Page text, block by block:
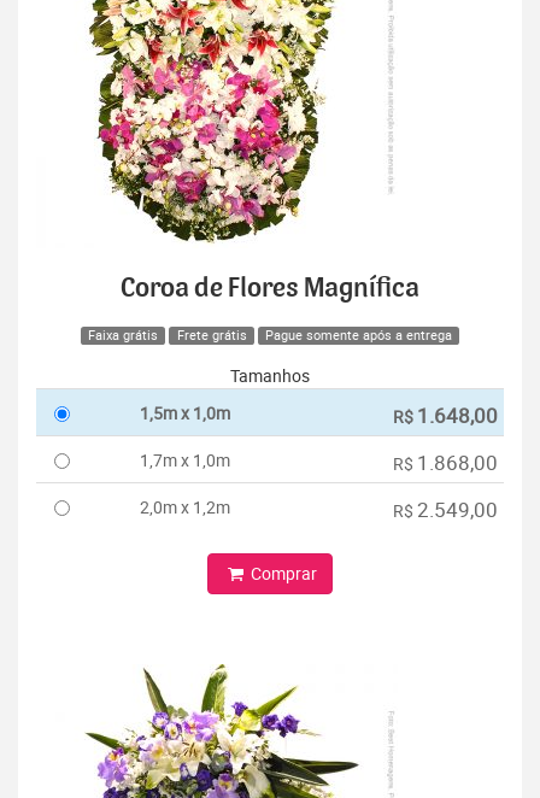
Coroa de Flores Magnífica
Faixa grátis Frete grátis Pague somente após a entrega
Tamanhos
1,5m x 1,0m
R$ 1.648,00
1,7m x 1,0m R$ 1.868,00
2,0m x 1,2m R$ 2.549,00
Comprar